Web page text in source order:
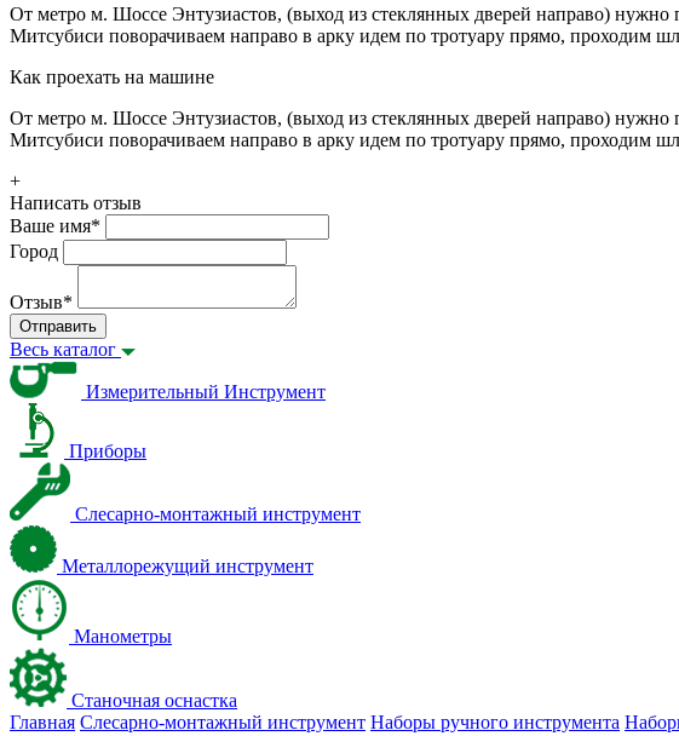
От метро м. Шоссе Энтузиастов, (выход из стеклянных дверей направо) нужно
Митсубиси поворачиваем направо в арку идем по тротуару прямо, проходим
Как проехать на машине
От метро м. Шоссе Энтузиастов, (выход из стеклянных дверей направо) нужно
Митсубиси поворачиваем направо в арку идем по тротуару прямо, проходим
+
Написать отзыв
Ваше имя*
Город
Отзыв*
Отправить
Весь каталог
Измерительный Инструмент
Приборы
Слесарно-монтажный инструмент
Металлорежущий инструмент
Манометры
Станочная оснастка
Главная Слесарно-монтажный инструмент Наборы ручного инструмента